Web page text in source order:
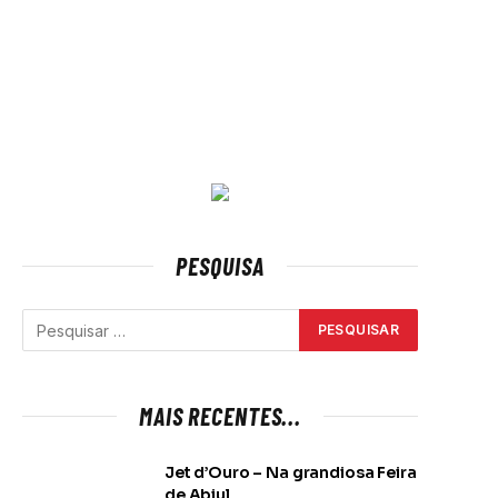
PESQUISA
MAIS RECENTES...
Jet d’Ouro – Na grandiosa Feira